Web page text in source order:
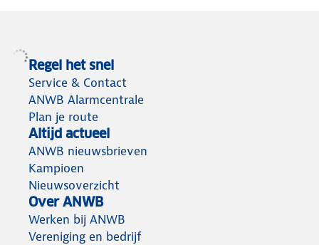
Regel het snel
Service & Contact
ANWB Alarmcentrale
Plan je route
Altijd actueel
ANWB nieuwsbrieven
Kampioen
Nieuwsoverzicht
Over ANWB
Werken bij ANWB
Vereniging en bedrijf